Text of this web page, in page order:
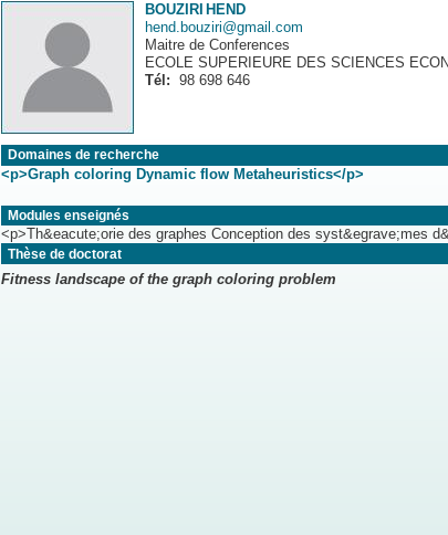
BOUZIRI HEND
hend.bouziri@gmail.com
Maitre de Conferences
ECOLE SUPERIEURE DES SCIENCES
Tél: 98 698 646
Domaines de recherche
<p>Graph coloring Dynamic flow Metaheuristics</p>
Modules enseignés
<p>Th&eacute;orie des graphes Conception des syst&egrave;mes
Thèse de doctorat
Fitness landscape of the graph coloring problem